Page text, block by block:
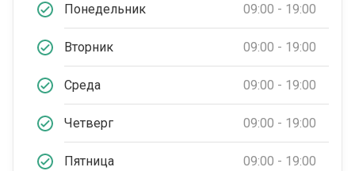
Понедельник 09:00 - 19:00
Вторник 09:00 - 19:00
Среда 09:00 - 19:00
Четверг 09:00 - 19:00
Пятница 09:00 - 19:00